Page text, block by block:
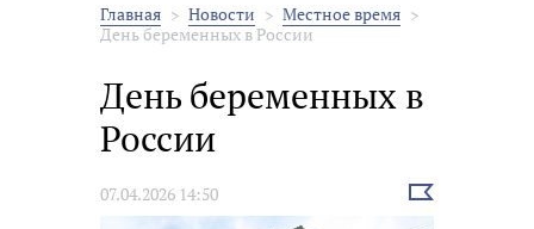
Главная Новости
Местное время
День беременных в России
День беременных в
России
07.04.2026 14:50
Выбрать